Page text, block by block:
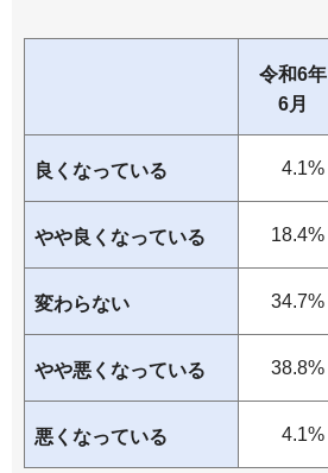
令和6年
6月
良くなっている 4.1%
やや良くなっている 18.4%
変わらない 34.7%
やや悪くなっている 38.8%
悪くなっている 4.1%